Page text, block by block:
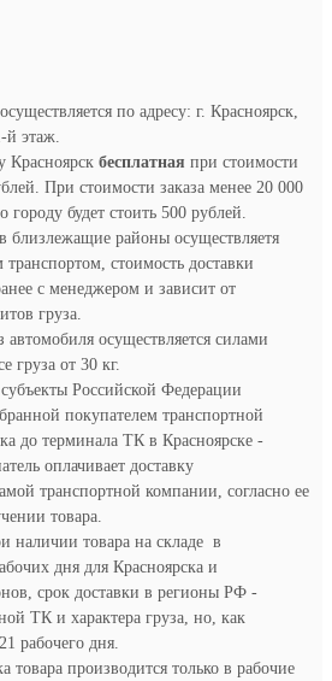
по адресу: г. Красноярск,
й этаж.
Красноярск бесплатная при стоимости
При стоимости заказа менее 20 000
городу будет стоить 500 рублей.
близлежащие районы осуществляетя
стоимость доставки
с менеджером и зависит от
груза.
автомобиля осуществляется силами
груза от 30 кг.
Российской Федерации
покупателем транспортной
до терминала ТК в Красноярске -
оплачивает доставку
транспортной компании, согласно ее
товара.
наличии товара на складе в
дня для Красноярска и
срок доставки в регионы РФ -
ТК и характера груза, но, как
рабочего дня.
товара производится только в рабочие